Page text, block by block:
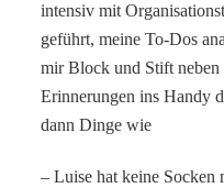
intensiv mit
geführt, meine To-Dos
mir Block und Stift neben
Erinnerungen ins Handy
dann Dinge wie
– Luise hat keine Socken